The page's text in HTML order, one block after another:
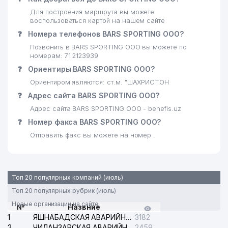
25 ART PROFIT ООО 254 м
WATER STONE MULTIMEDIA
TECHNOLOGIES ЧП
27 PROF MED SERVICE ООО
28 KOINOT SAVDO SERVIS ООО
29 SAID ZIYO BIZNES ООО
30 MUROD FAYZ ООО 336 м
31
ШОДЛИК ДОМ
33
MEDIKAL DENTIUM AND
IMPLANTIUM ООО
345 м
MEGA-SPORT-INTERNATIONAL
ООО
Для построения маршрута вы можете
воспользоваться картой на нашем сайте
❓ Номера телефонов BARS SPORTING ООО?
Позвонить в BARS SPORTING ООО вы можете по
номерам: 71 2123939
❓ Ориентиры BARS SPORTING ООО?
Ориентиром являются: ст.м. "ШАХРИСТОН
❓ Адрес сайта BARS SPORTING ООО?
Адрес сайта BARS SPORTING ООО - benefis.uz
❓ Номер факса BARS SPORTING ООО?
Отправить факс вы можете на номер .
Топ 20 популярных компаний (июль)
Топ 20 популярных рубрик (июль)
Новые организации на сайте
№
Назвние
1
ЯШНАБАДСКАЯ АВАРИЙНАЯ СЛУЖБА ЭЛЕКТРОСЕТИ 3182